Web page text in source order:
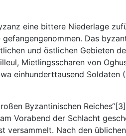
eine bittere Niederlage
Das
und östlichen Gebieten
Mietlingsscharen von
einhunderttausend Soldaten
Byzantinischen
Vorabend der Schlacht
Nach den